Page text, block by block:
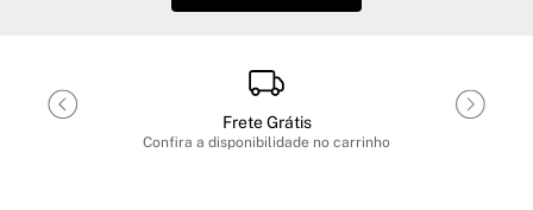
Frete Grátis
Confira a disponibilidade no carrinho